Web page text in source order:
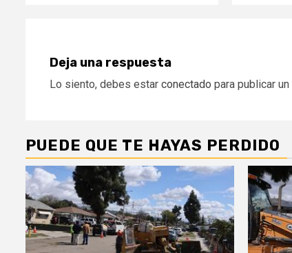
Deja una respuesta
Lo siento, debes estar conectado para publicar
PUEDE QUE TE HAYAS PERDIDO